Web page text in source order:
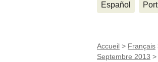
Español
Accueil > Français
Septembre 2013 >